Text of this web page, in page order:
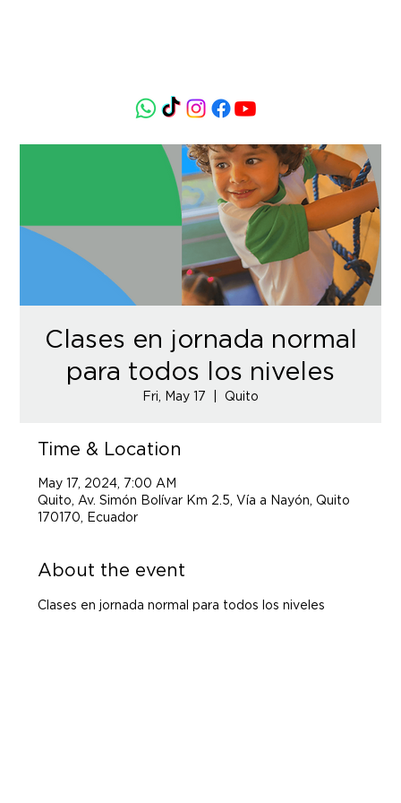
Clases en jornada normal
para todos los niveles
Fri, May 17 Quito
Time & Location
May 17, 2024, 7:00 AM
Quito, Av. Simón Bolívar Km 2.5, Vía a Nayón, Quito
170170, Ecuador
About the event
Clases en jornada normal para todos los niveles